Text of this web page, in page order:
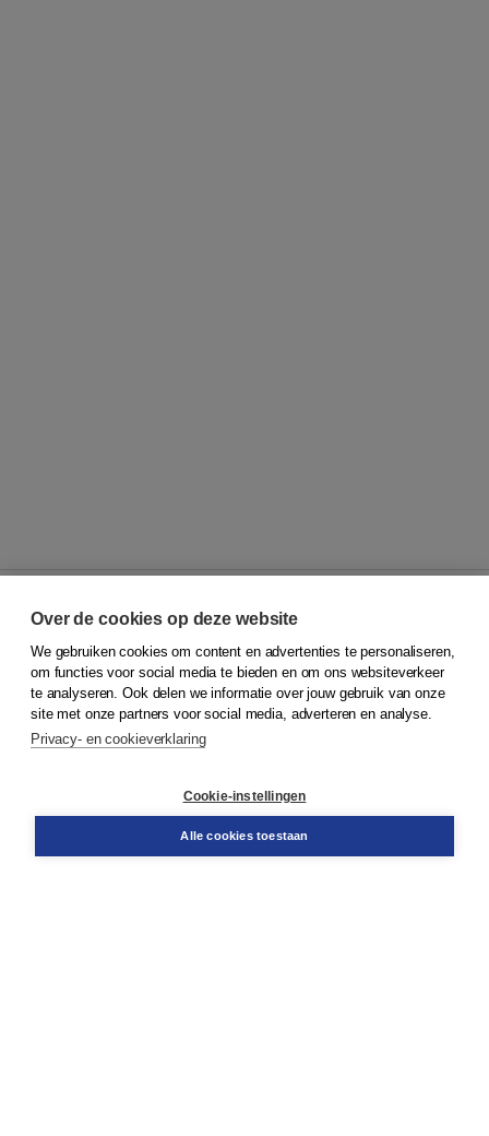
© 2026Koninklijke Boom uitgevers
Klantenservice
Service & informatie
Contact
Over de cookies op deze website
We gebruiken cookies om content en advertenties te personaliseren,
om functies voor social media te bieden en om ons websiteverkeer
te analyseren. Ook delen we informatie over jouw gebruik van onze
site met onze partners voor social media, adverteren en analyse.
Privacy- en cookieverklaring
Cookie-instellingen
Alle cookies toestaan